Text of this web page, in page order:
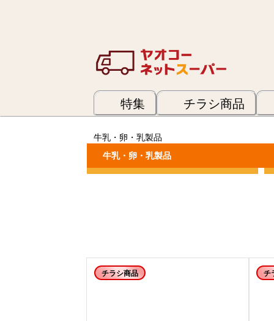
特集 チラシ商品
牛乳・卵・乳製品
カテゴリーで絞り込む
牛乳・卵・乳製品
チラシ商品 チ